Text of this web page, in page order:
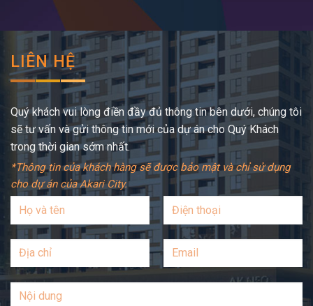
LIÊN HỆ
Quý khách vui lòng điền đầy đủ thông tin bên dưới, chúng tôi
sẽ tư vấn và gửi thông tin mới của dự án cho Quý Khách
trong thời gian sớm nhất.
*Thông tin của khách hàng sẽ được bảo mật và chỉ sử dụng
cho dự án của Akari City.